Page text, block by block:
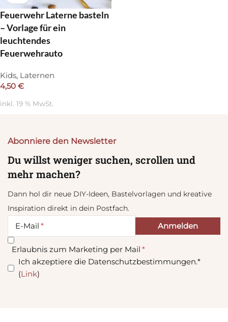
Feuerwehr Laterne basteln
– Vorlage für ein
leuchtendes
Feuerwehrauto
Kids, Laternen
4,50 €
inkl. 19 % MwSt.
Abonniere den Newsletter
Du willst weniger suchen, scrollen und
mehr machen?
Dann hol dir neue DIY-Ideen, Bastelvorlagen und kreative
Inspiration direkt in dein Postfach.
E-Mail
Erlaubnis zum Marketing per Mail
Ich akzeptiere die Datenschutzbestimmungen.*
(Link)